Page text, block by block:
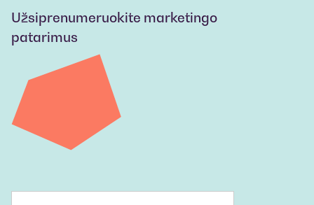
Užsiprenumeruokite marketingo
patarimus